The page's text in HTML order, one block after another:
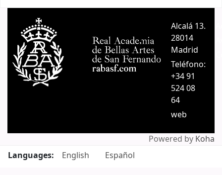
Alcalá 13.
28014
Madrid
Teléfono:
+34 91
524 08
64
web
Powered by Koha
Languages:
English Español